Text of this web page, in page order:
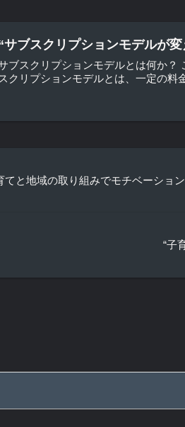
サブスクリプションモデルが
ブスクリプションモデルとは何か？
スクリプションモデルとは、一定の料
てと地域の取り組みでモチベーショ
“子